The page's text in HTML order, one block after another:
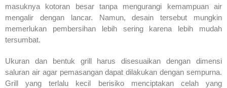
masuknya kotoran besar tanpa mengurangi kemampuan air
mengalir dengan lancar. Namun, desain tersebut mungkin
memerlukan pembersihan lebih sering karena lebih mudah
tersumbat.
Ukuran dan bentuk grill harus disesuaikan dengan dimensi
saluran air agar pemasangan dapat dilakukan dengan sempurna.
Grill yang terlalu kecil berisiko menciptakan celah yang